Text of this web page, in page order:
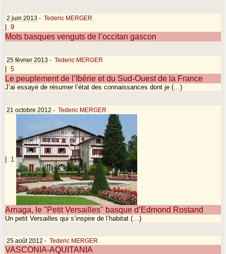
2 juin 2013 - Tederic MERGER
9
Mots basques venguts de l’occitan gascon
25 février 2013 - Tederic MERGER
5
Le peuplement de l’Ibérie et du Sud-Ouest de la France
J’ai essayé de résumer l’état des connaissances dont je (…)
21 octobre 2012 - Tederic MERGER
| 1
Arnaga, le "Petit Versailles" basque d’Edmond Rostand
Un petit Versailles qui s’inspire de l’habitat (…)
25 août 2012 - Tederic MERGER
VASCONIA-AQUITANIA